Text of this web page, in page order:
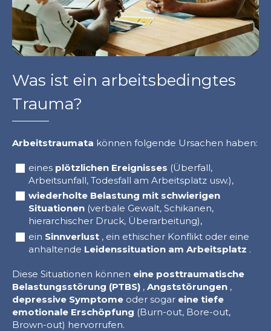
Was ist ein arbeitsbedingtes
Trauma?
Arbeitstraumata können folgende Ursachen haben:
eines plötzlichen Ereignisses (Überfall,
Arbeitsunfall, Todesfall am Arbeitsplatz usw.),
wiederholte Belastung mit schwierigen
Situationen (verbale Gewalt, Schikanen,
hierarchischer Druck, Überarbeitung),
ein Sinnverlust , ein ethischer Konflikt oder eine
anhaltende Leidenssituation am Arbeitsplatz .
Diese Situationen können eine posttraumatische
Belastungsstörung (PTBS) , Angststörungen ,
depressive Symptome oder sogar eine tiefe
emotionale Erschöpfung (Burn-out, Bore-out,
Brown-out) hervorrufen.